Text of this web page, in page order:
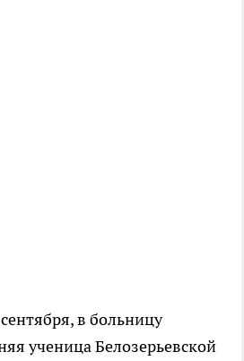
в больницу
ученица Белозерьевской